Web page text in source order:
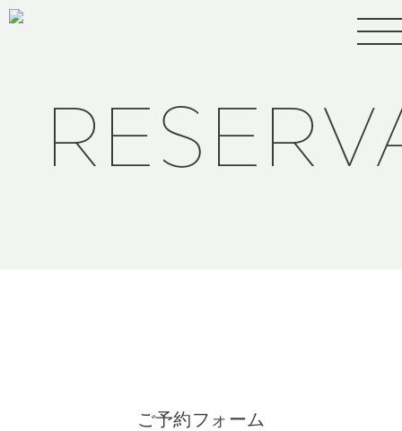
ご予約フォーム